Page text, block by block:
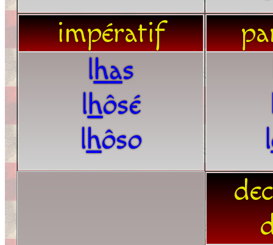
impératif
lhas
lhôsé
lhôso
l